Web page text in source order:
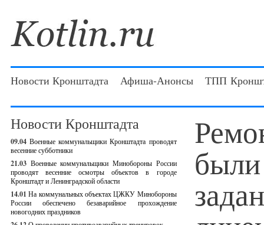
Новости Кронштадта Афиша-Анонсы ТПП
Новости Кронштадта
09.04 Военные коммунальщики Кронштадта проводят
весенние субботники
21.03 Военные коммунальщики Минобороны России
проводят весенние осмотры объектов в городе
Кронштадт и Ленинградской области
14.01 На коммунальных объектах ЦЖКУ Минобороны
России обеспечено безаварийное прохождение
новогодних праздников